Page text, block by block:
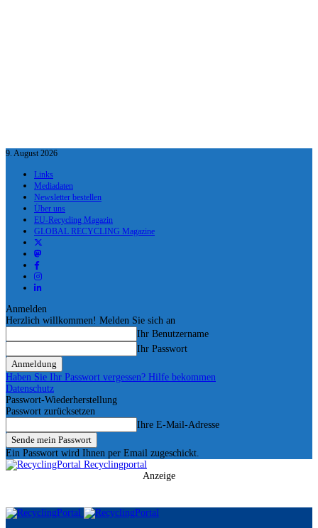
9. August 2026
Links
Mediadaten
Newsletter bestellen
Über uns
EU-Recycling Magazin
GLOBAL RECYCLING Magazine
Anmelden
Herzlich willkommen! Melden Sie sich an
Ihr Benutzername
Ihr Passwort
Haben Sie Ihr Passwort vergessen? Hilfe bekommen
Datenschutz
Passwort-Wiederherstellung
Passwort zurücksetzen
Ihre E-Mail-Adresse
Ein Passwort wird Ihnen per Email zugeschickt.
Recyclingportal
Anzeige